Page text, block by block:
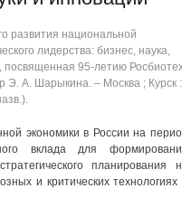
развития национальной
лидерства: бизнес, наука,
посвященная 95-летию
Э. А. Шарыкина. ‒ Москва ; Курск :
экономики в России на
вклада для
планирования
и критических технологиях